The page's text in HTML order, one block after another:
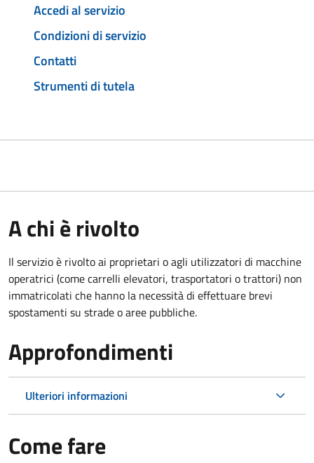
Accedi al servizio
Condizioni di servizio
Contatti
Strumenti di tutela
A chi è rivolto
Il servizio è rivolto ai proprietari o agli utilizzatori di macchine
operatrici (come carrelli elevatori, trasportatori o trattori) non
immatricolati che hanno la necessità di effettuare brevi
spostamenti su strade o aree pubbliche.
Approfondimenti
Ulteriori informazioni
Come fare